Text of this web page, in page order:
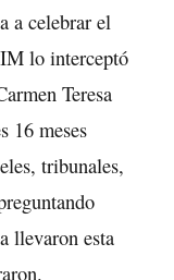
a celebrar el
lo interceptó
Teresa
16 meses
tribunales,
llevaron esta